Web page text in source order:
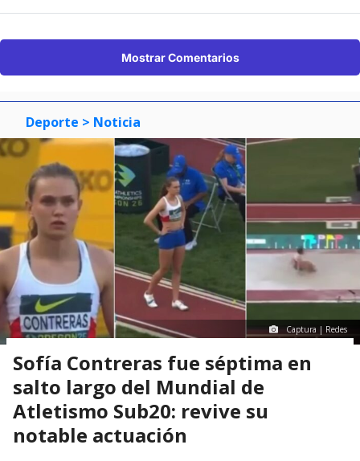
Mostrar Comentarios
Deporte > Noticia
Captura | Redes
Sofía Contreras fue séptima en
salto largo del Mundial de
Atletismo Sub20: revive su
notable actuación